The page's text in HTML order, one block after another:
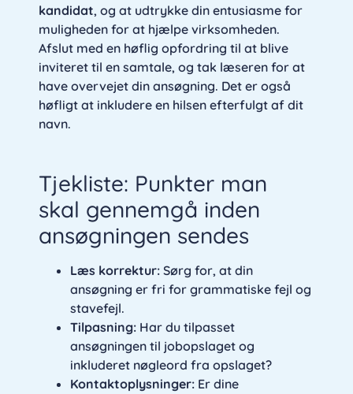
kandidat, og at udtrykke din entusiasme for
muligheden for at hjælpe virksomheden.
Afslut med en høflig opfordring til at blive
inviteret til en samtale, og tak læseren for at
have overvejet din ansøgning. Det er også
høfligt at inkludere en hilsen efterfulgt af dit
navn.
Tjekliste: Punkter man
skal gennemgå inden
ansøgningen sendes
Læs korrektur: Sørg for, at din
ansøgning er fri for grammatiske fejl og
stavefejl.
Tilpasning: Har du tilpasset
ansøgningen til jobopslaget og
inkluderet nøgleord fra opslaget?
Kontaktoplysninger: Er dine